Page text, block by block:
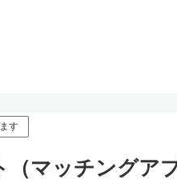
す
マッチングア